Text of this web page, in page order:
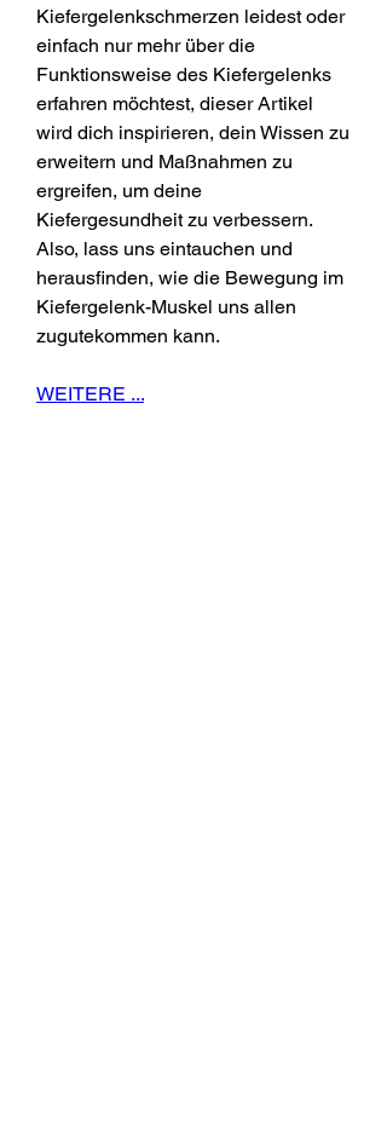
Kiefergelenkschmerzen leidest oder
einfach nur mehr über die
Funktionsweise des Kiefergelenks
erfahren möchtest, dieser Artikel
wird dich inspirieren, dein Wissen zu
erweitern und Maßnahmen zu
ergreifen, um deine
Kiefergesundheit zu verbessern.
Also, lass uns eintauchen und
herausfinden, wie die Bewegung im
Kiefergelenk-Muskel uns allen
zugutekommen kann.
WEITERE ...